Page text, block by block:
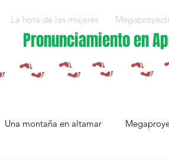
La hora de las mujeres
Pronunciamiento en
Una montaña en altamar